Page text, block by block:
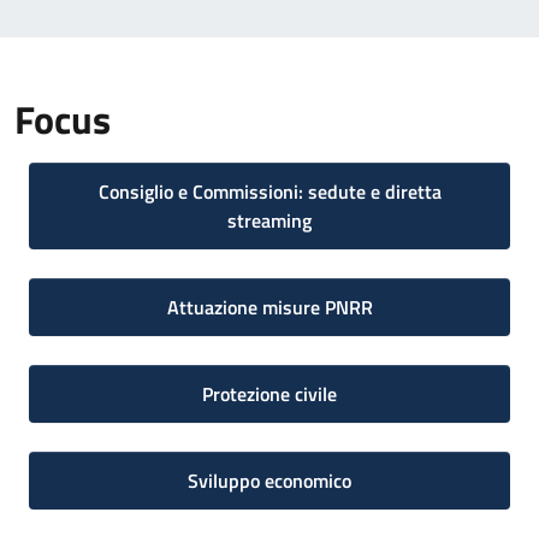
Focus
Consiglio e Commissioni: sedute e diretta
streaming
Attuazione misure PNRR
Protezione civile
Sviluppo economico